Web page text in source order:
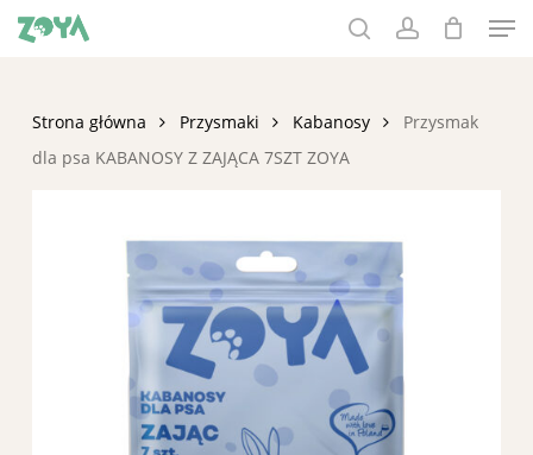
Skip
Strona główna Przysmaki Kabanosy
Przysmak
dla psa KABANOSY Z ZAJĄCA 7SZT ZOYA